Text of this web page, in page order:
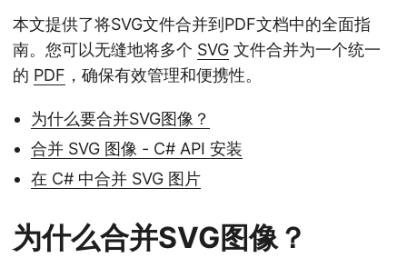
本文提供了将SVG文件合并到PDF文档中的全面指
南。您可以无缝地将多个 SVG 文件合并为一个统一
的 PDF ，确保有效管理和便携性。
为什么要合并SVG图像？
合并 SVG 图像 - C# API 安装
在 C# 中合并 SVG 图片
为什么合并SVG图像？